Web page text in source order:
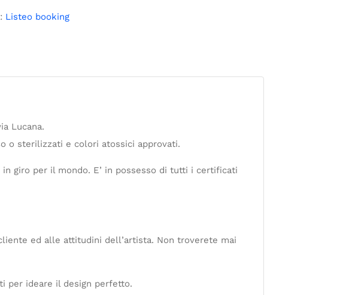
Listeo booking
Lucana.
o sterilizzati e colori atossici approvati.
giro per il mondo. E’ in possesso di tutti i certificati
ed alle attitudini dell’artista. Non troverete mai
per ideare il design perfetto.